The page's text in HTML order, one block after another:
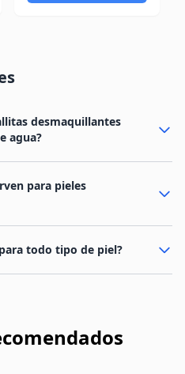
desmaquillantes
agua?
para pieles
todo tipo de piel?